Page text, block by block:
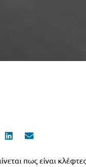
Share
πως είναι